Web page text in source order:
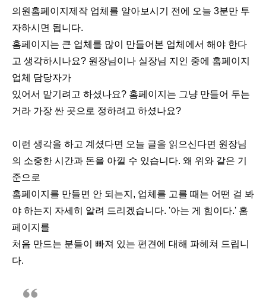
의원홈페이지제작 업체를 알아보시기 전에 오늘 3분만 투
자하시면 됩니다.
홈페이지는 큰 업체를 많이 만들어본 업체에서 해야 한다
고 생각하시나요? 원장님이나 실장님 지인 중에 홈페이지
업체 담당자가
있어서 맡기려고 하셨나요? 홈페이지는 그냥 만들어 두는
거라 가장 싼 곳으로 정하려고 하셨나요?
이런 생각을 하고 계셨다면 오늘 글을 읽으신다면 원장님
의 소중한 시간과 돈을 아낄 수 있습니다. 왜 위와 같은 기
준으로
홈페이지를 만들면 안 되는지, 업체를 고를 때는 어떤 걸 봐
야 하는지 자세히 알려 드리겠습니다. '아는 게 힘이다.' 홈
페이지를
처음 만드는 분들이 빠져 있는 편견에 대해 파헤쳐 드립니
다.